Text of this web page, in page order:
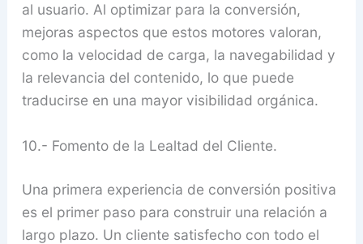
al usuario. Al optimizar para la conversión,
mejoras aspectos que estos motores valoran,
como la velocidad de carga, la navegabilidad y
la relevancia del contenido, lo que puede
traducirse en una mayor visibilidad orgánica.
10.- Fomento de la Lealtad del Cliente.
Una primera experiencia de conversión positiva
es el primer paso para construir una relación a
largo plazo. Un cliente satisfecho con todo el